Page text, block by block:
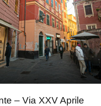
– Via XXV Aprile